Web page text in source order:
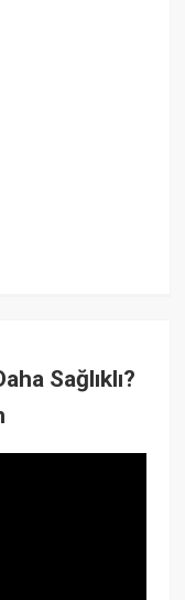
Sağlıklı?